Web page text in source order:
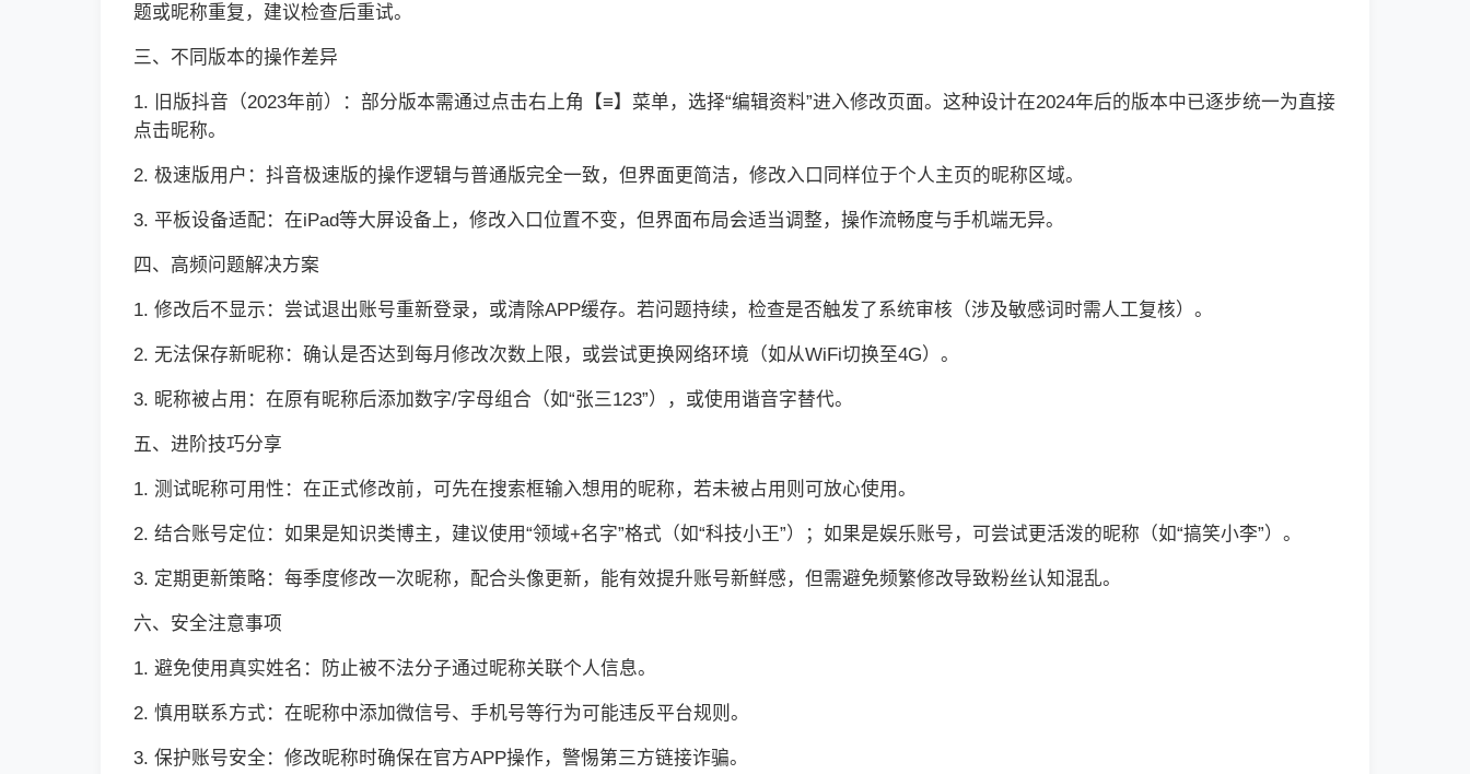
题或昵称重复，建议检查后重试。
三、不同版本的操作差异
1. 旧版抖音（2023年前）：部分版本需通过点击右上角【≡】菜单，选择“编辑资料”进入修改页面。这种设计在2024年后的版本中已逐步统一为直接
点击昵称。
2. 极速版用户：抖音极速版的操作逻辑与普通版完全一致，但界面更简洁，修改入口同样位于个人主页的昵称区域。
3. 平板设备适配：在iPad等大屏设备上，修改入口位置不变，但界面布局会适当调整，操作流畅度与手机端无异。
四、高频问题解决方案
1. 修改后不显示：尝试退出账号重新登录，或清除APP缓存。若问题持续，检查是否触发了系统审核（涉及敏感词时需人工复核）。
2. 无法保存新昵称：确认是否达到每月修改次数上限，或尝试更换网络环境（如从WiFi切换至4G）。
3. 昵称被占用：在原有昵称后添加数字/字母组合（如“张三123”），或使用谐音字替代。
五、进阶技巧分享
1. 测试昵称可用性：在正式修改前，可先在搜索框输入想用的昵称，若未被占用则可放心使用。
2. 结合账号定位：如果是知识类博主，建议使用“领域+名字”格式（如“科技小王”）；如果是娱乐账号，可尝试更活泼的昵称（如“搞笑小李”）。
3. 定期更新策略：每季度修改一次昵称，配合头像更新，能有效提升账号新鲜感，但需避免频繁修改导致粉丝认知混乱。
六、安全注意事项
1. 避免使用真实姓名：防止被不法分子通过昵称关联个人信息。
2. 慎用联系方式：在昵称中添加微信号、手机号等行为可能违反平台规则。
3. 保护账号安全：修改昵称时确保在官方APP操作，警惕第三方链接诈骗。